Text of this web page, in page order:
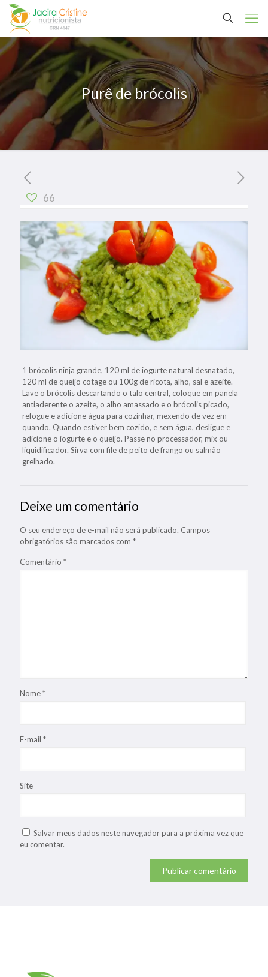
Purê de brócolis
66
1 brócolis ninja grande, 120 ml de iogurte natural desnatado,
120 ml de queijo cotage ou 100g de ricota, alho, sal e azeite.
Lave o brócolis descartando o talo central, coloque em panela
antiaderente o azeite, o alho amassado e o brócolis picado,
refogue e adicione água para cozinhar, mexendo de vez em
quando. Quando estiver bem cozido, e sem água, desligue e
adicione o iogurte e o queijo. Passe no processador, mix ou
liquidificador. Sirva com file de peito de frango ou salmão
grelhado.
Deixe um comentário
O seu endereço de e-mail não será publicado. Campos
obrigatórios são marcados com *
Comentário *
Nome*
E-mail *
Site
Salvar meus dados neste navegador para a próxima vez que
eu comentar.